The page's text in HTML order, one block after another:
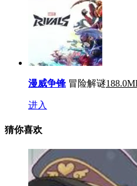
漫威争锋 冒险解谜
进入
猜你喜欢